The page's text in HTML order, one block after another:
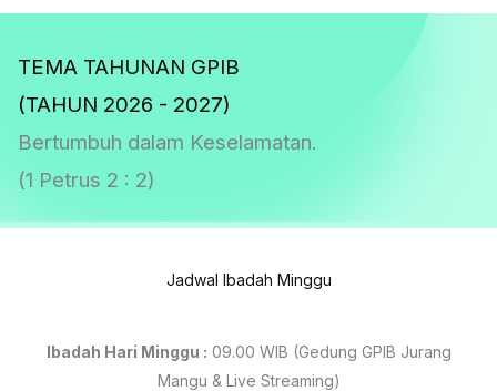
TEMA TAHUNAN GPIB
(TAHUN 2026 - 2027)
Bertumbuh dalam Keselamatan.
(1 Petrus 2 : 2)
Jadwal Ibadah Minggu
Ibadah Hari Minggu : 09.00 WIB (Gedung GPIB Jurang
Mangu & Live Streaming)